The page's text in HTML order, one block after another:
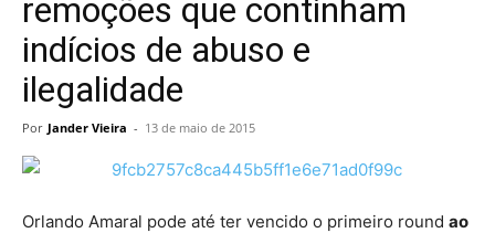
remoções que continham
indícios de abuso e
ilegalidade
Por Jander Vieira - 13 de maio de 2015
Orlando Amaral pode até ter vencido o primeiro round ao